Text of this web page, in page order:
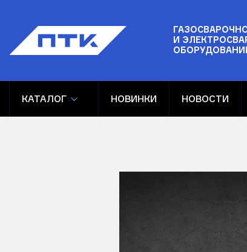
И
КАТАЛОГ НОВИНКИ НОВОСТИ